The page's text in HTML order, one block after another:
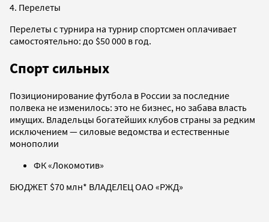
4. Перелеты
Перелеты с турнира на турнир спортсмен оплачивает
самостоятельно: до $50 000 в год.
Спорт сильных
Позиционирование футбола в России за последние
полвека не изменилось: это не бизнес, но забава власть
имущих. Владельцы богатейших клубов страны за редким
исключением — силовые ведомства и естественные
монополии
ФК «Локомотив»
БЮДЖЕТ $70 млн* ВЛАДЕЛЕЦ ОАО «РЖД»